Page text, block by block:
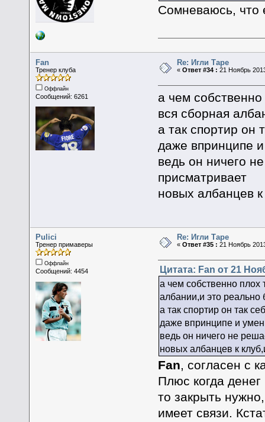
Сомневаюсь, что
Fan
Тренер клуба
Оффлайн
Сообщений: 6261
Re: Игли Таре
«Ответ #34 : 21 Ноябрь
а чем
вся сборная
а так спортир он
даже впринципе
ведь он ничего
присматривает
новых албанцев
Pulici
Тренер примаверы
Оффлайн
Сообщений: 4454
Re: Игли Таре
«Ответ #35 : 21 Ноябрь
Цитата: Fan от 21
а чем собственно плох
албании,и это реально
а так спортир он так
даже впринципе и
ведь он ничего не
новых албанцев к
Fan, согласен с
Плюс когда
то закрыть
имеет связи.